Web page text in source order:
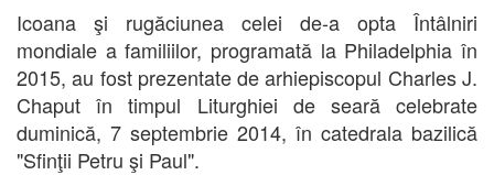
Icoana şi rugăciunea celei de-a opta Întâlniri
mondiale a familiilor, programată la Philadelphia în
2015, au fost prezentate de arhiepiscopul Charles J.
Chaput în timpul Liturghiei de seară celebrate
duminică, 7 septembrie 2014, în catedrala bazilică
"Sfinţii Petru şi Paul".